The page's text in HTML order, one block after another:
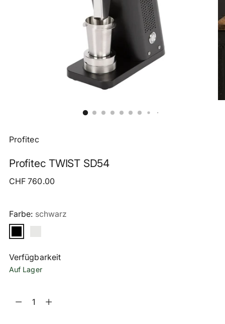
Profitec
Profitec TWIST SD54
Regulärer
CHF 760.00
Farbe: schwarz
Verfügbarkeit
Auf Lager
Menge